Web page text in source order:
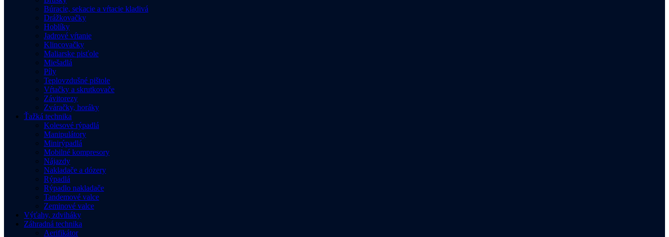
Búracie, sekacie a vŕtacie kladivá
Drážkovačky
Hoblíky
Jadrové vŕtanie
Klincovačky
Maliarske pisťole
Miešadlá
Píly
Teplovzdušné pištole
Vŕtačky a skrutkovače
Závitorezy
Zváračky, horáky
Ťažká technika
Kolesové rýpadlá
Manipulátory
Minirýpadlá
Mobilné kompresory
Nájazdy
Nakladače a dózery
Rýpadlá
Rýpadlo nakladače
Tandemové valce
Zeminové valce
Výťahy, zdviháky
Záhradná technika
Aerifikátor